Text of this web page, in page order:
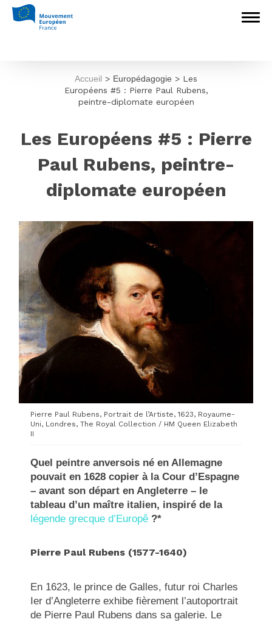
Accueil > Europédagogie > Les
Européens #5 : Pierre Paul Rubens,
peintre-diplomate européen
Les Européens #5 : Pierre
Paul Rubens, peintre-
diplomate européen
Pierre Paul Rubens, Portrait de l’Artiste, 1623, Royaume-
Uni, Londres, The Royal Collection / HM Queen Elizabeth
II
Quel peintre anversois né en Allemagne
pouvait en 1628 copier à la Cour d’Espagne
– avant son départ en Angleterre – le
tableau d’un maître italien, inspiré de la
légende grecque d’Europê ?*
Pierre Paul Rubens (1577-1640)
En 1623, le prince de Galles, futur roi Charles
Ier d’Angleterre exhibe fièrement l’autoportrait
de Pierre Paul Rubens dans sa galerie. Le